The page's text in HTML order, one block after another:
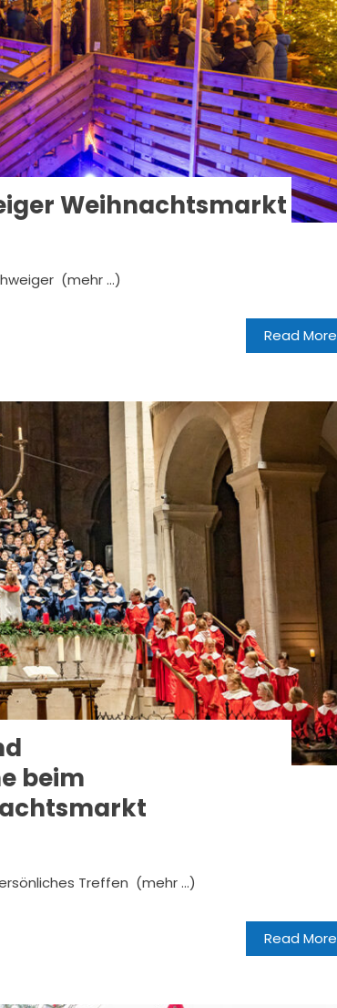
Weihnachtsmarkt
(mehr …)
Read More
beim
Treffen (mehr …)
Read More